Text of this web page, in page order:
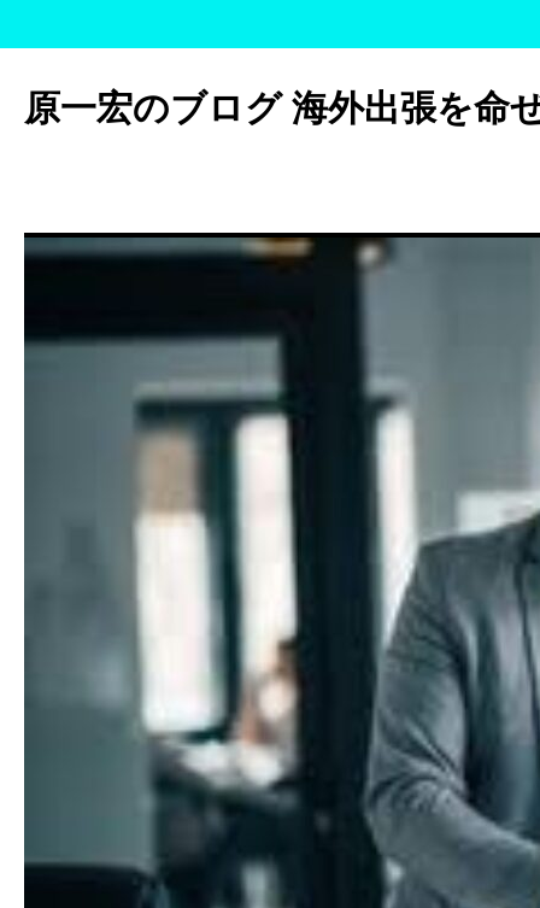
テ
ン
ッ
プ
原一宏のブログ 海外出張を命